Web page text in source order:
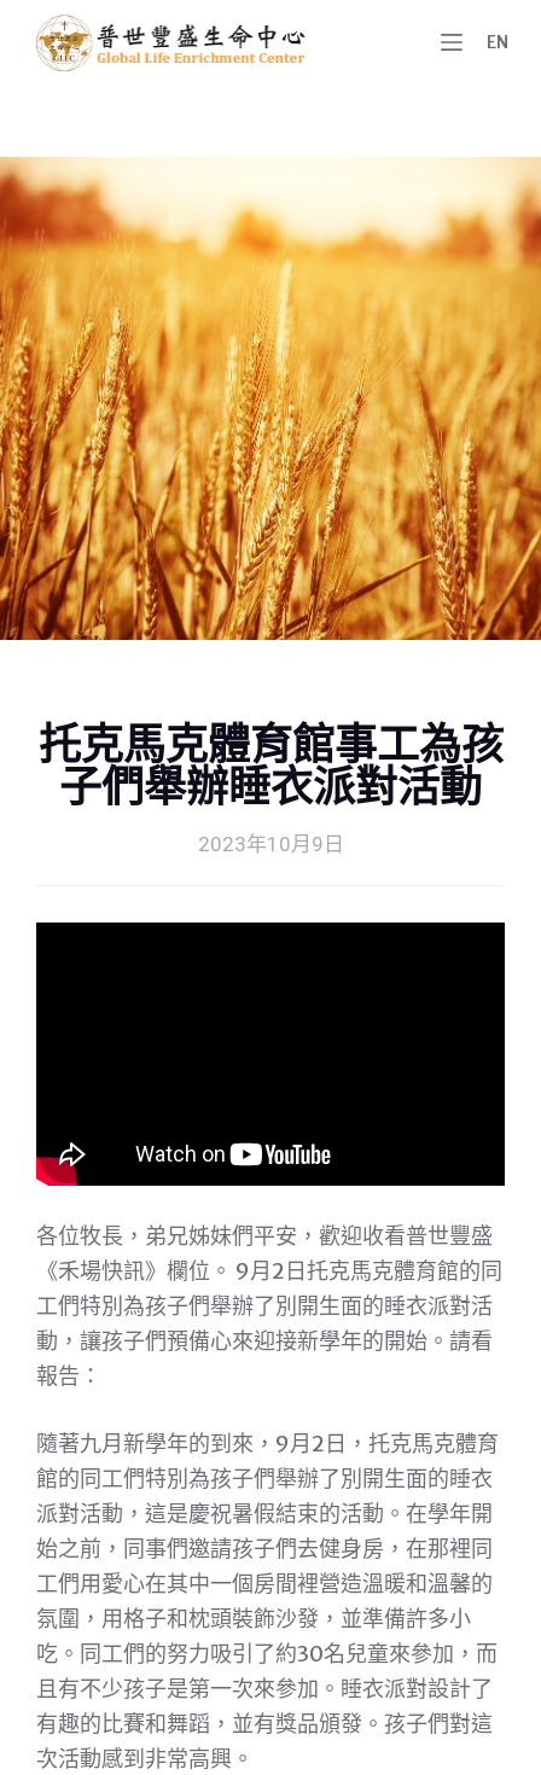
跳
至
內
容
EN
托克馬克體育館事工為孩
子們舉辦睡衣派對活動
2023年10月9日
各位牧長，弟兄姊妹們平安，歡迎收看普世豐盛
《禾場快訊》欄位。 9月2日托克馬克體育館的同
工們特別為孩子們舉辦了別開生面的睡衣派對活
動，讓孩子們預備心來迎接新學年的開始。請看
報告：
隨著九月新學年的到來，9月2日，托克馬克體育
館的同工們特別為孩子們舉辦了別開生面的睡衣
派對活動，這是慶祝暑假結束的活動。在學年開
始之前，同事們邀請孩子們去健身房，在那裡同
工們用愛心在其中一個房間裡營造溫暖和溫馨的
氛圍，用格子和枕頭裝飾沙發，並準備許多小
吃。同工們的努力吸引了約30名兒童來參加，而
且有不少孩子是第一次來參加。睡衣派對設計了
有趣的比賽和舞蹈，並有獎品頒發。孩子們對這
次活動感到非常高興。